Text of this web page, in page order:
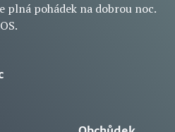
plná pohádek na dobrou noc.